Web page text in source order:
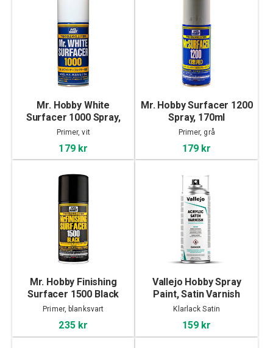
Mr. Hobby White
Surfacer 1000 Spray,
170ml
Primer, vit
179 kr
Mr. Hobby Surfacer 1200
Spray, 170ml
Primer, grå
179 kr
Mr. Hobby Finishing
Surfacer 1500 Black
Spray, 170ml
Primer, blanksvart
235 kr
Vallejo Hobby Spray
Paint, Satin Varnish
400ml
Klarlack Satin
159 kr